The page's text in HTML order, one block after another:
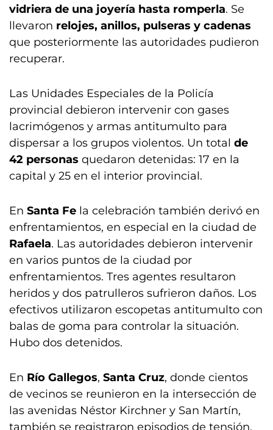
vidriera de una joyería hasta romperla. Se
llevaron relojes, anillos, pulseras y cadenas
que posteriormente las autoridades pudieron
recuperar.
Las Unidades Especiales de la Policía
provincial debieron intervenir con gases
lacrimógenos y armas antitumulto para
dispersar a los grupos violentos. Un total de
42 personas quedaron detenidas: 17 en la
capital y 25 en el interior provincial.
En Santa Fe la celebración también derivó en
enfrentamientos, en especial en la ciudad de
Rafaela. Las autoridades debieron intervenir
en varios puntos de la ciudad por
enfrentamientos. Tres agentes resultaron
heridos y dos patrulleros sufrieron daños. Los
efectivos utilizaron escopetas antitumulto con
balas de goma para controlar la situación.
Hubo dos detenidos.
En Río Gallegos, Santa Cruz, donde cientos
de vecinos se reunieron en la intersección de
las avenidas Néstor Kirchner y San Martín,
también se registraron episodios de tensión.